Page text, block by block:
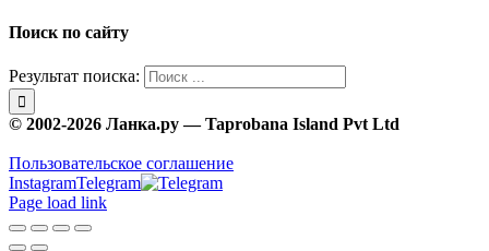
Поиск по сайту
Результат поиска:
© 2002-2026 Ланка.ру — Taprobana Island Pvt Ltd
Пользовательское соглашение
InstagramTelegram
Page load link